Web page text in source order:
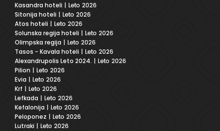
Kasandra hoteli | Leto 2026
Sitonija hoteli | Leto 2026
Atos hoteli | Leto 2026
Solunska regija hoteli | Leto 2026
Olimpska regija | Leto 2026
Tasos - Kavala hoteli | Leto 2026
Alexandrupolis Leto 2024. | Leto 2026
Pilion | Leto 2026
Evia | Leto 2026
Krf | Leto 2026
Lefkada | Leto 2026
Kefalonija | Leto 2026
Peloponez | Leto 2026
Lutraki | Leto 2026